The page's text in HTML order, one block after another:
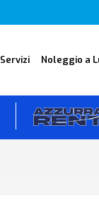
Servizi Noleggio a